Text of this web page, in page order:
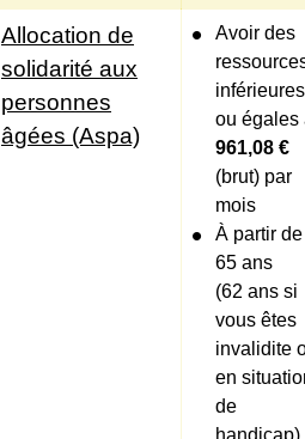
Allocation de
solidarité aux
personnes
âgées (Aspa)
Avoir des
inférieures
ou égales
961,08 €
(brut) par
mois
À partir de
65 ans
(62 ans si
vous êtes
invalidite
en
de
handicap)